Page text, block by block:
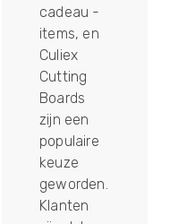
cadeau -
items, en
Culiex
Cutting
Boards
zijn een
populaire
keuze
geworden.
Klanten